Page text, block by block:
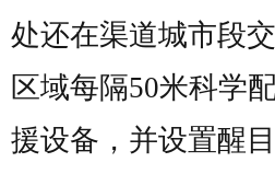
处还在渠道城市段
区域每隔50米科学
援设备，并设置醒